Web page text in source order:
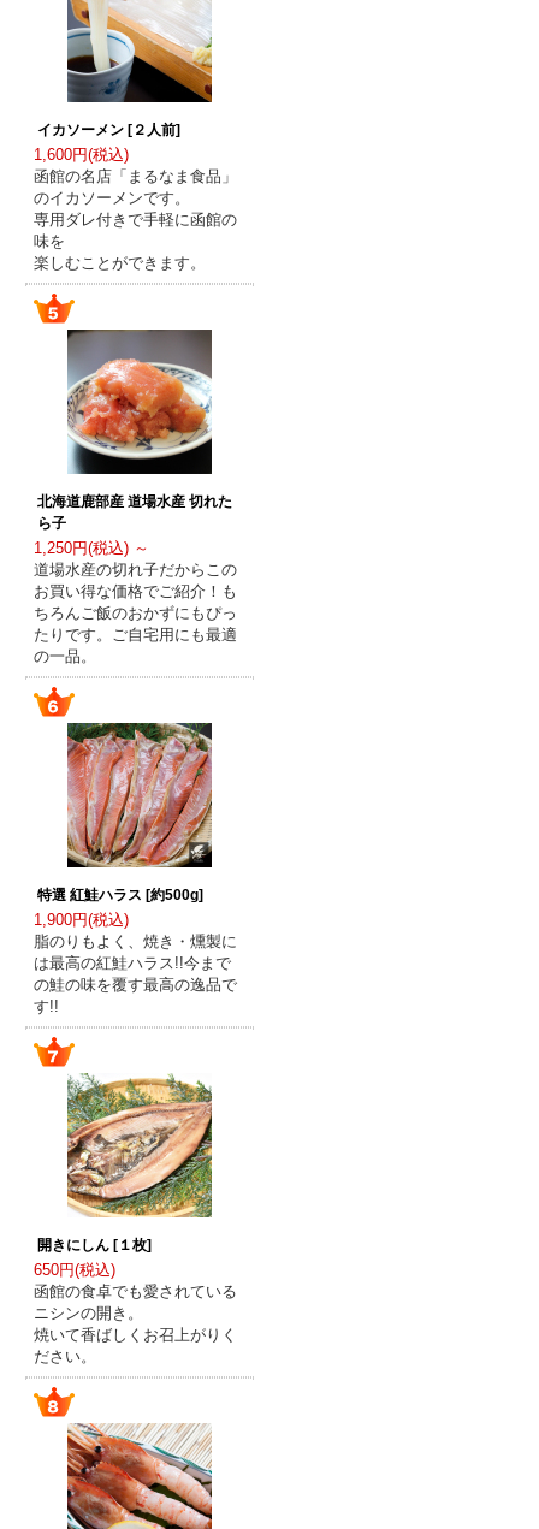
イカソーメン [２人前]
1,600円(税込)
函館の名店「まるなま食品」
のイカソーメンです。
専用ダレ付きで手軽に函館の
味を
楽しむことができます。
北海道鹿部産 道場水産 切れた
ら子
1,250円(税込) ～
道場水産の切れ子だからこの
お買い得な価格でご紹介！も
ちろんご飯のおかずにもぴっ
たりです。ご自宅用にも最適
の一品。
特選 紅鮭ハラス [約500g]
1,900円(税込)
脂のりもよく、焼き・燻製に
は最高の紅鮭ハラス!!今まで
の鮭の味を覆す最高の逸品で
す!!
開きにしん [１枚]
650円(税込)
函館の食卓でも愛されている
ニシンの開き。
焼いて香ばしくお召上がりく
ださい。